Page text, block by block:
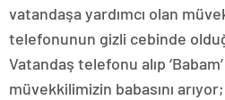
vatandaşa yardımcı olan
telefonunun gizli cebinde
Vatandaş telefonu alıp
müvekkilimizin babasını